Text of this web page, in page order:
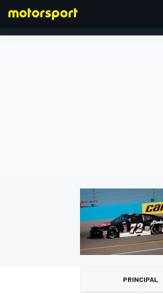
INDYCAR
PRINCIPAL